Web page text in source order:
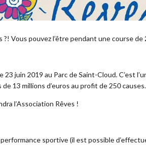
Vous pouvez l’être pendant une course de
23 juin 2019 au Parc de Saint-Cloud. C’est
13 millions d’euros au profit de 250 causes.
l’Association Rêves !
sportive (il est possible